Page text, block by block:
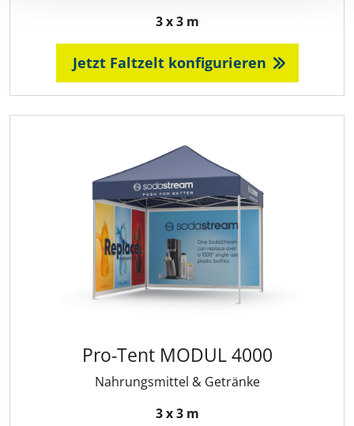
3 x 3 m
Jetzt Faltzelt konfigurieren
Pro-Tent MODUL 4000
Nahrungsmittel & Getränke
3 x 3 m